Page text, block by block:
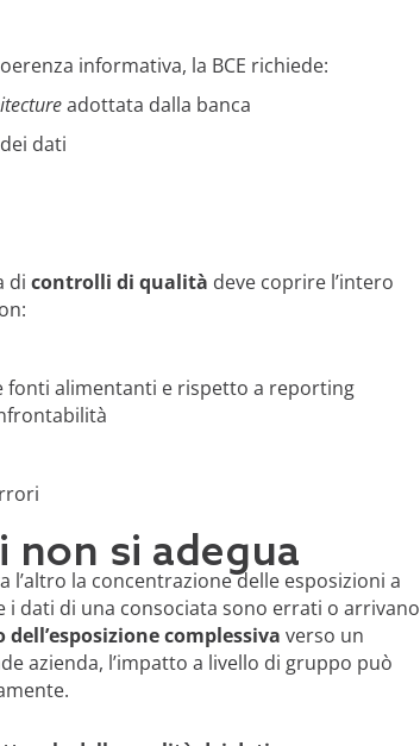
informativa, la BCE richiede:
adottata dalla banca
dati
di controlli di qualità deve coprire l’intero
fonti alimentanti e rispetto a reporting
non si adegua
la concentrazione delle esposizioni a
dati di una consociata sono errati o arrivano
complessiva verso un
azienda, l’impatto a livello di gruppo può